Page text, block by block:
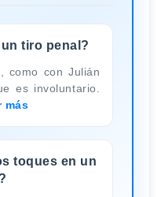
tiro penal?
como con Julián
es involuntario.
más
toques en un